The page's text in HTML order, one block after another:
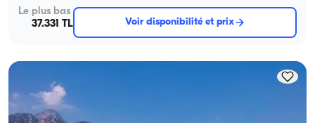
Le plus bas
37.331 TL
Voir disponibilité et prix